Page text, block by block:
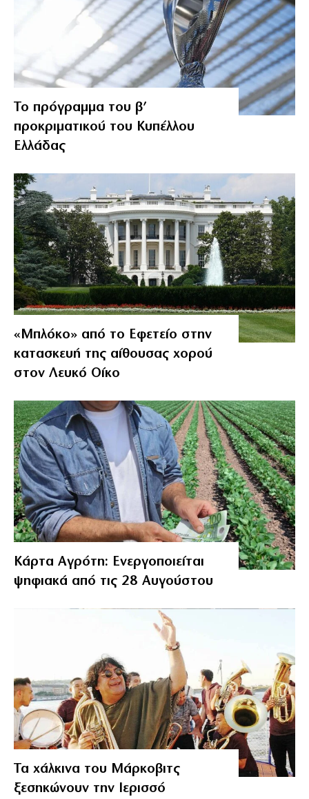
Το πρόγραμμα του β’
προκριματικού του Κυπέλλου
Ελλάδας
«Μπλόκο» από το Εφετείο στην
κατασκευή της αίθουσας χορού
στον Λευκό Οίκο
Κάρτα Αγρότη: Ενεργοποιείται
ψηφιακά από τις 28 Αυγούστου
Τα χάλκινα του Μάρκοβιτς
ξεσηκώνουν την Ιερισσό